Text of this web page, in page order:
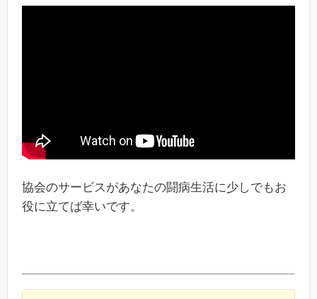
協会のサービスがあなたの闘病生活に少しでもお
役に立てば幸いです。